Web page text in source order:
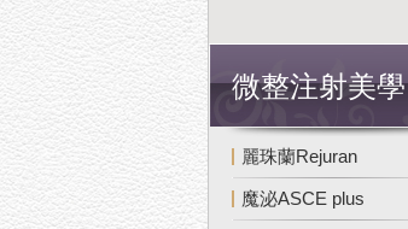
微整注射美學
麗珠蘭Rejuran
魔泌ASCE plus